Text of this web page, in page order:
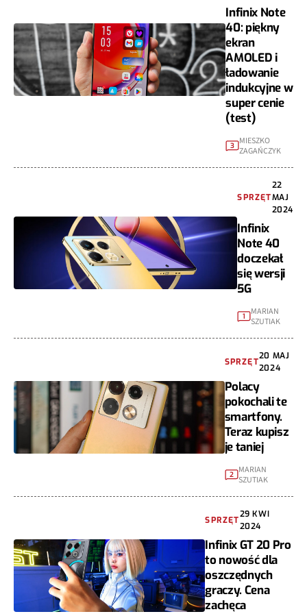
Infinix Note
40: piękny
ekran
AMOLED i
ładowanie
indukcyjne w
super cenie
(test)
3
MIESZKO
ZAGAŃCZYK
SPRZĘT
22
MAJ
2024
Infinix
Note 40
doczekał
się wersji
5G
1
MARIAN
SZUTIAK
SPRZĘT
20 MAJ
2024
Polacy
pokochali te
smartfony.
Teraz kupisz
je taniej
2
MARIAN
SZUTIAK
SPRZĘT
29 KWI
2024
Infinix GT 20 Pro
to nowość dla
oszczędnych
graczy. Cena
zachęca